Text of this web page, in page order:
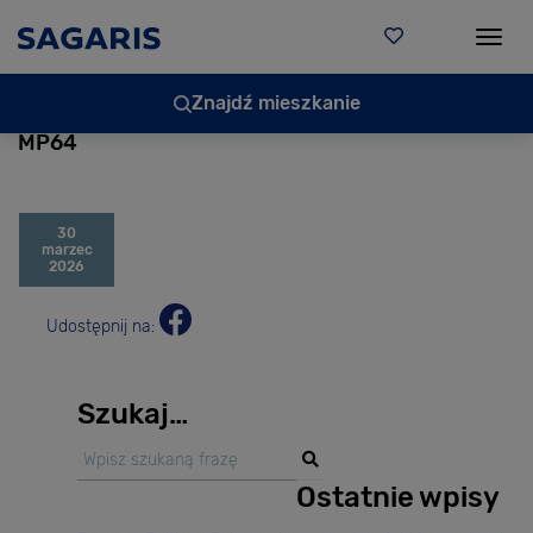
Znajdź mieszkanie
MP64
30
marzec
2026
Udostępnij na:
Szukaj…
Ostatnie wpisy